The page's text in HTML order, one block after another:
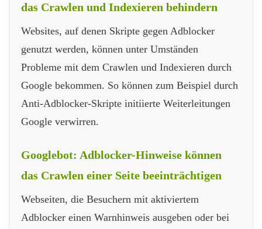
das Crawlen und Indexieren behindern
Websites, auf denen Skripte gegen Adblocker
genutzt werden, können unter Umständen
Probleme mit dem Crawlen und Indexieren durch
Google bekommen. So können zum Beispiel durch
Anti-Adblocker-Skripte initiierte Weiterleitungen
Google verwirren.
Googlebot: Adblocker-Hinweise können
das Crawlen einer Seite beeinträchtigen
Webseiten, die Besuchern mit aktiviertem
Adblocker einen Warnhinweis ausgeben oder bei